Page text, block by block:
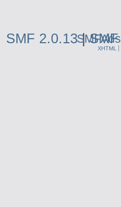
SMF 2.0.13|
SMFAds
XHTML